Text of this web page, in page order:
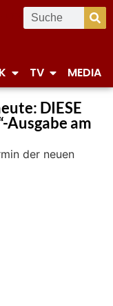
TV MEDIA
DIESE
Ausgabe am